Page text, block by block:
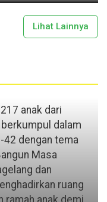
Lihat Lainnya
anak dari
dalam
42 dengan tema
Masa
dan
ruang